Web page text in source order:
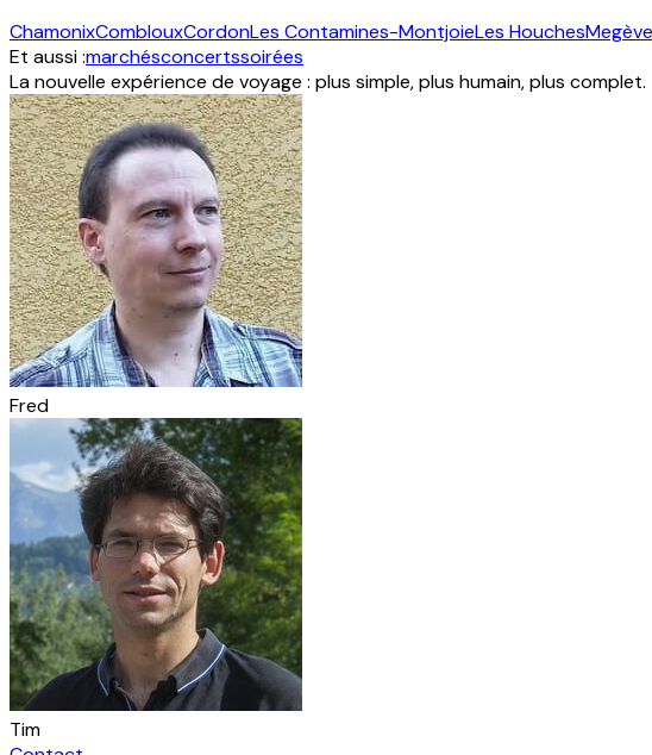
ChamonixComblouxCordonLes Contamines-MontjoieLes HouchesMegève
Et aussi :marchésconcertssoirées
La nouvelle expérience de voyage : plus simple, plus humain, plus complet.
Fred
Tim